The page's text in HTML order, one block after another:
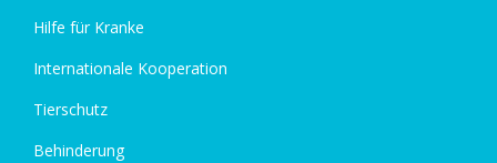
Hilfe für Kranke
Internationale Kooperation
Tierschutz
Behinderung